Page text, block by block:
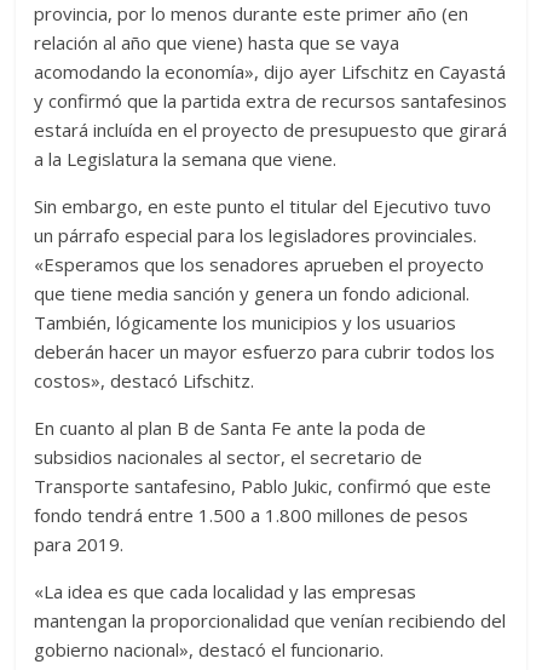
provincia, por lo menos durante este primer año (en
relación al año que viene) hasta que se vaya
acomodando la economía», dijo ayer Lifschitz en Cayastá
y confirmó que la partida extra de recursos santafesinos
estará incluída en el proyecto de presupuesto que girará
a la Legislatura la semana que viene.
Sin embargo, en este punto el titular del Ejecutivo tuvo
un párrafo especial para los legisladores provinciales.
«Esperamos que los senadores aprueben el proyecto
que tiene media sanción y genera un fondo adicional.
También, lógicamente los municipios y los usuarios
deberán hacer un mayor esfuerzo para cubrir todos los
costos», destacó Lifschitz.
En cuanto al plan B de Santa Fe ante la poda de
subsidios nacionales al sector, el secretario de
Transporte santafesino, Pablo Jukic, confirmó que este
fondo tendrá entre 1.500 a 1.800 millones de pesos
para 2019.
«La idea es que cada localidad y las empresas
mantengan la proporcionalidad que venían recibiendo del
gobierno nacional», destacó el funcionario.